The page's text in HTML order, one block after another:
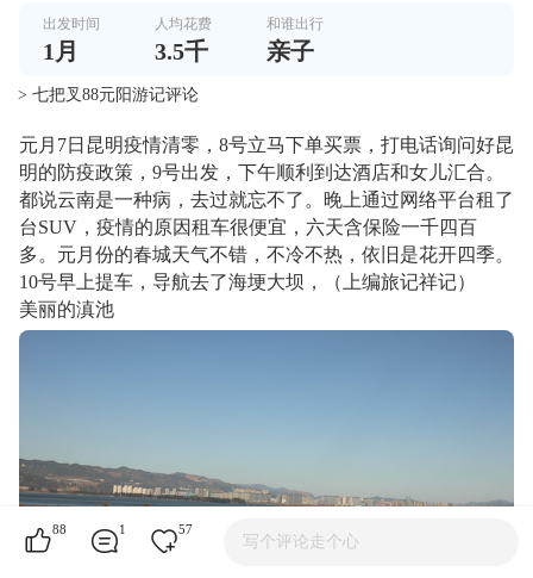
出发时间
1 月
人均花费
3.5千
和谁出行
亲子
> 七把叉88元阳游记评论
元月7日昆明疫情清零，8号立马下单买票，打电话询问好昆
明的防疫政策，9号出发，下午顺利到达酒店和女儿汇合。
都说云南是一种病，去过就忘不了。晚上通过网络平台租了
台SUV，疫情的原因租车很便宜，六天含保险一千四百
多。元月份的春城天气不错，不冷不热，依旧是花开四季。
10号早上提车，导航去了海埂大坝，（上编旅记祥记）
美丽的滇池
88 1 57
写个评论走个心